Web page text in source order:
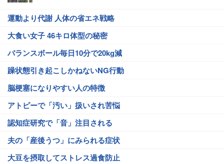
運動より代謝 人体の省エネ戦略
大食い女子 46キロ体型の秘密
バランスボール毎日10分で20kg減
躁状態引き起こしかねないNG行動
脳梗塞になりやすい人の特徴
アトピーで「汚い」扱いされ苦悩
認知症研究で「音」注目される
夫の「産後うつ」にみられる症状
大豆を摂取してストレス過食防止